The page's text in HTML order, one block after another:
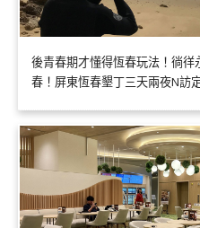
後青春期才懂得恆春玩法！徜
春！屏東恆春墾丁三天兩夜N訪